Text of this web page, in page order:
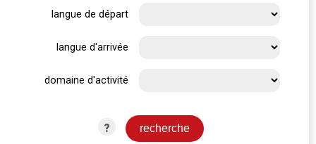
langue de départ
langue d'arrivée
domaine d'activité
?